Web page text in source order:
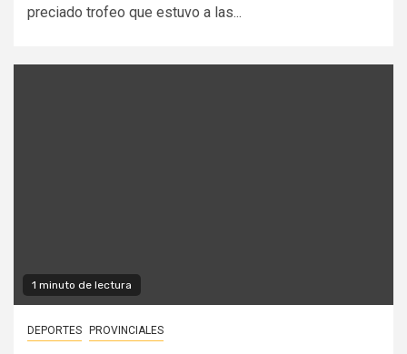
preciado trofeo que estuvo a las...
1 minuto de lectura
DEPORTES PROVINCIALES